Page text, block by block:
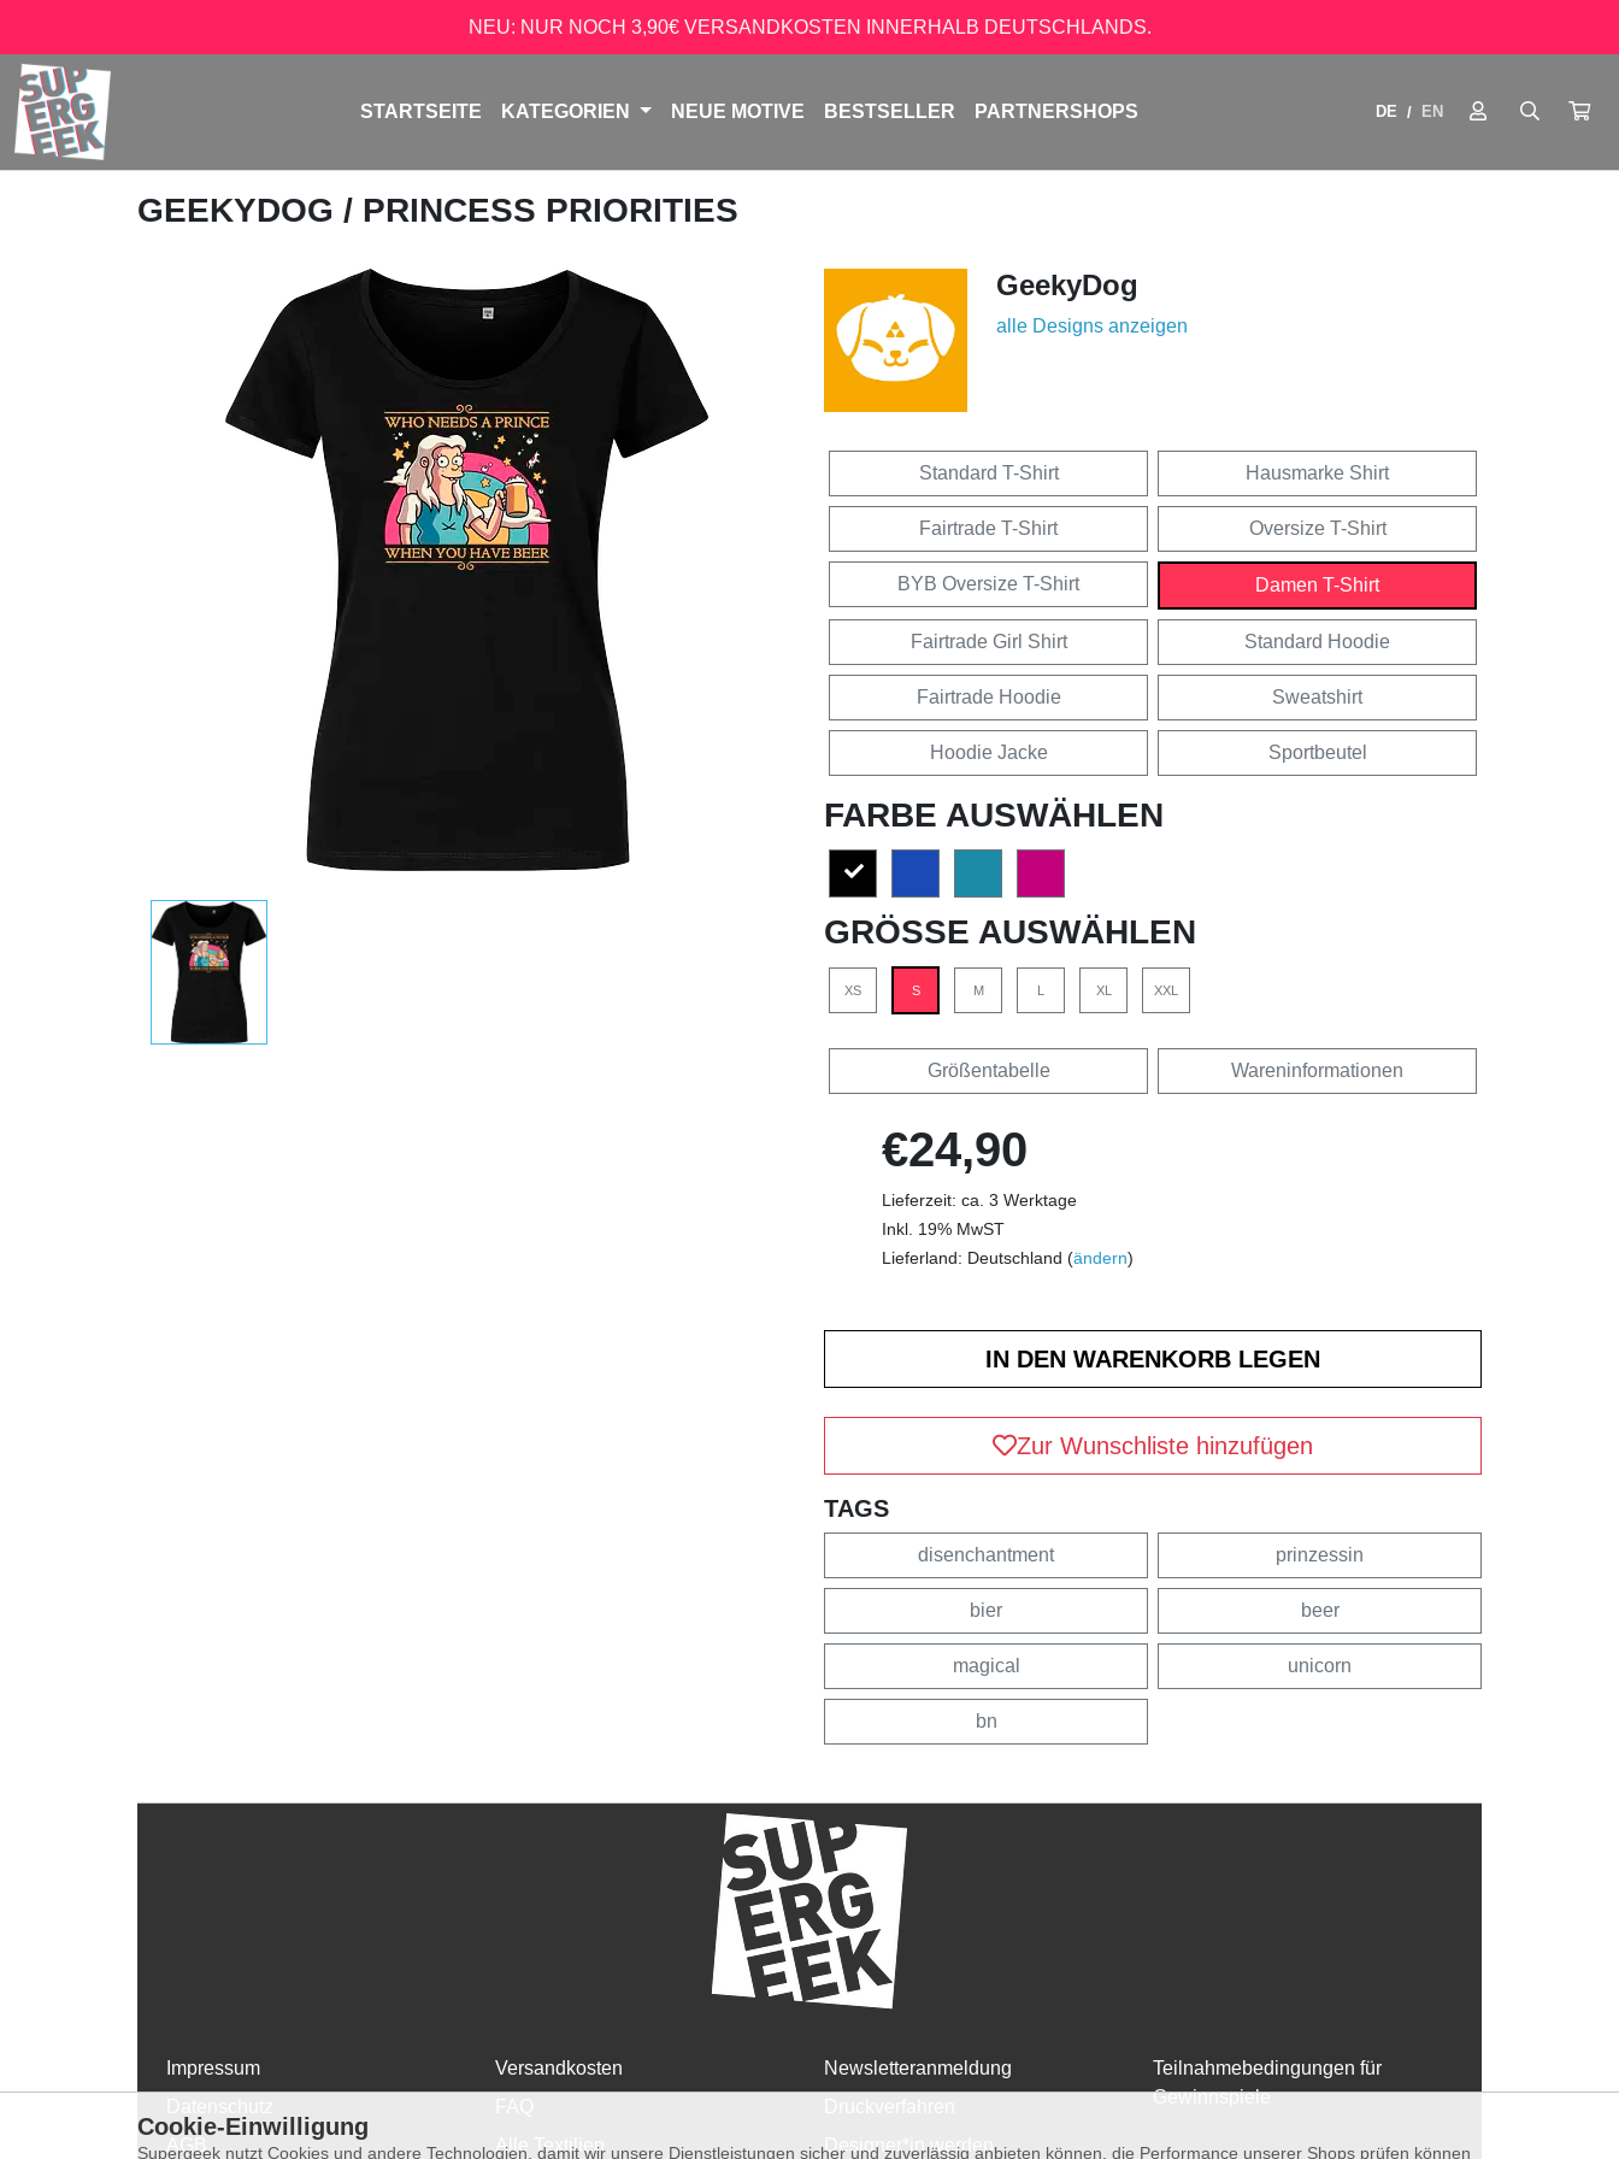
NEU: NUR NOCH 3,90€ VERSANDKOSTEN INNERHALB DEUTSCHLANDS.
STARTSEITE KATEGORIEN NEUE MOTIVE BESTSELLER PARTNERSHOPS DE / EN
GEEKYDOG / PRINCESS PRIORITIES
GeekyDog
alle Designs anzeigen
Standard T-Shirt Hausmarke Shirt
Fairtrade T-Shirt Oversize T-Shirt
BYB Oversize T-Shirt Damen T-Shirt
Fairtrade Girl Shirt Standard Hoodie
Fairtrade Hoodie Sweatshirt
Hoodie Jacke Sportbeutel
FARBE AUSWÄHLEN
GRÖSSE AUSWÄHLEN
XS S M L XL XXL
Größentabelle Wareninformationen
€24,90
Lieferzeit: ca. 3 Werktage
Inkl. 19% MwST
Lieferland: Deutschland (ändern)
Zur Wunschliste hinzufügen
TAGS
disenchantment prinzessin
bier beer
magical unicorn
bn
Impressum
Versandkosten
Alle Textilien
Newsletteranmeldung
Designer*in werden
Teilnahmebedingungen für
Gewinnspiele
Cookie-Einwilligung
Supergeek nutzt Cookies und andere Technologien, damit wir unsere Dienstleistungen sicher und zuverlässig anbieten können, die Performance unserer Shops prüfen können